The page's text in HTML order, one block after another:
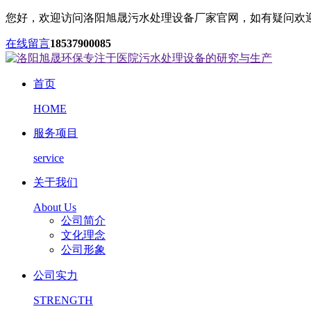
您好，欢迎访问洛阳旭晟污水处理设备厂家官网，如有疑问欢
在线留言18537900085
首页
HOME
服务项目
service
关于我们
About Us
公司简介
文化理念
公司形象
公司实力
STRENGTH